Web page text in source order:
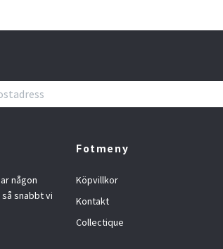
någon
snabbt vi
Fotmeny
Köpvillkor
Kontakt
Collectique